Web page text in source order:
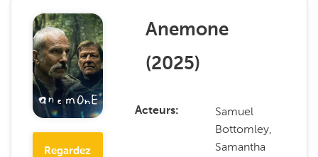
Regardez
Anemone
(2025)
Acteurs
Samuel
Bottomley,
Samantha